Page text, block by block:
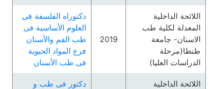
اللائحة الداخلية
المعدلة لكلية طب
الاسنان- جامعة
طنطا(مرحلة
الدراسات العليا)
2019
دكتوراه الفلسفة فى
العلوم الأساسية فى
طب الفم والأسنان
فرع المواد الحيوية
فى طب الأسنان
اللائحة الداخلية
دكتور فى طب و